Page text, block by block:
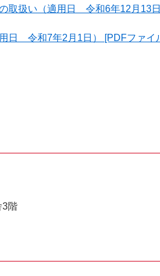
取扱い（適用日 令和6年12月13
日 令和7年2月1日） [PDFファイ
3階